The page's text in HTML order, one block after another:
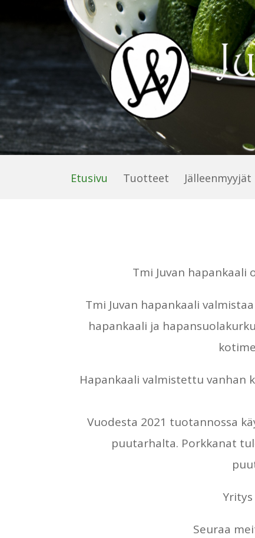
Etusivu Tuotteet Jälleenmyyjät
Tmi Juvan hapankaali
Tmi Juvan hapankaali
hapankaali ja
Hapankaali valmistettu vanhan
Vuodesta 2021 tuotannossa
puutarhalta. Porkkanat
Seuraa